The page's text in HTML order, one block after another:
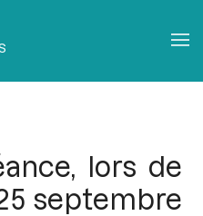
lors de
septembre